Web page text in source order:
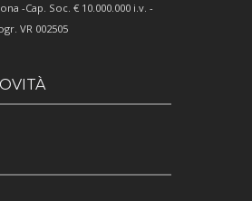
-Cap. Soc. € 10.000.000 i.v. -
VR 002505